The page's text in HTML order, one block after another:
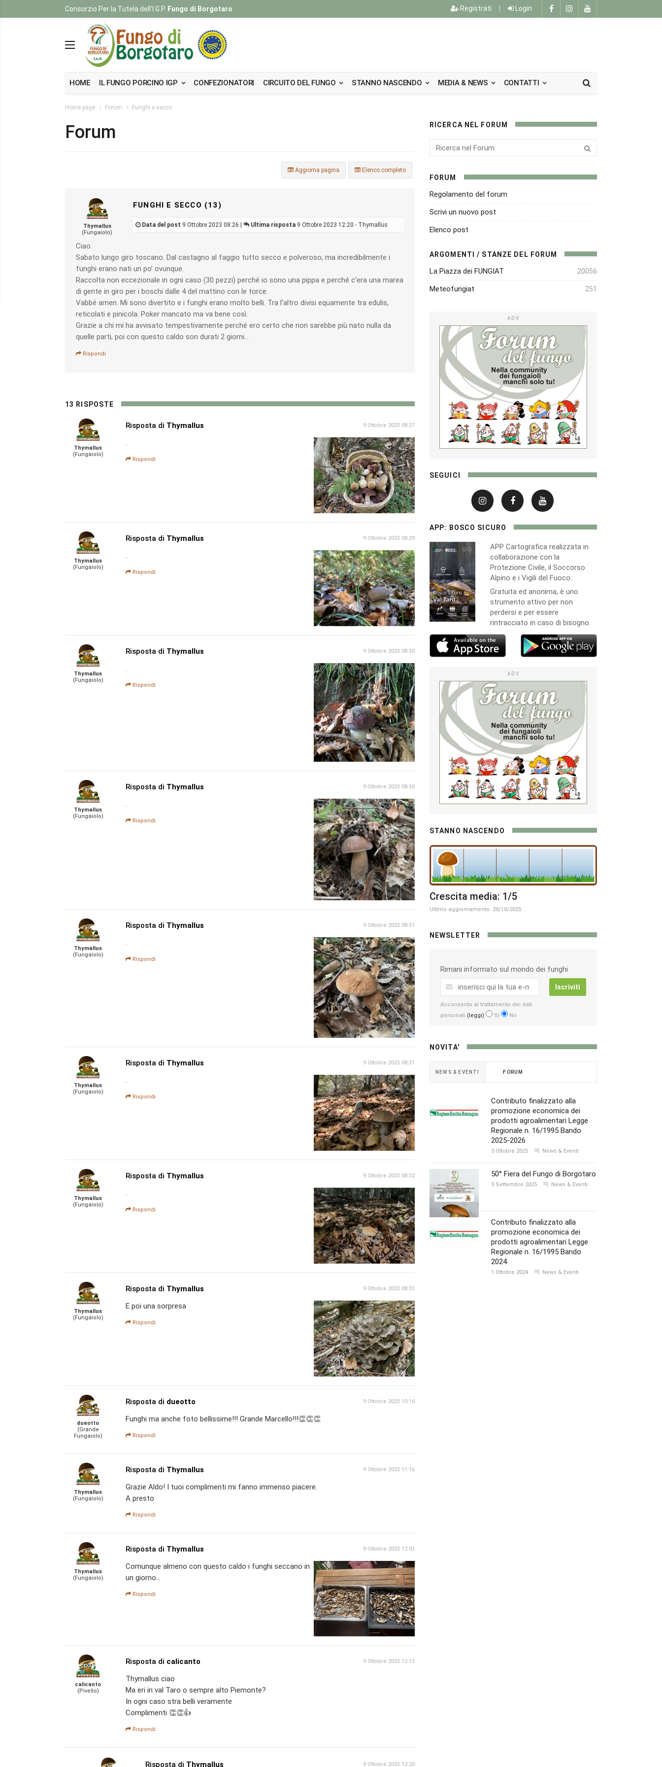
Consorzio Per la Tutela dell'I.G.P. Fungo di Borgotaro Registrati Login
HOME IL FUNGO PORCINO IGP CONFEZIONATORI CIRCUITO DEL FUNGO STANNO NASCENDO MEDIA & NEWS CONTATTI
Home page Forum Funghi e secco
Forum
Elenco completo
Aggiorna pagina
Thymallus
(Fungaiolo)
FUNGHI E SECCO (13)
Data del post 9 Ottobre 2023 08:26 | Ultima risposta 9 Ottobre 2023 12:20 - Thymallus
Ciao.
Sabato lungo giro toscano. Dal castagno al faggio tutto secco e polveroso, ma incredibilmente i
funghi erano nati un po’ ovunque.
Raccolta non eccezionale in ogni caso (30 pezzi) perché io sono una pippa e perché c’era una marea
di gente in giro per i boschi dalle 4 del mattino con le torce.
Vabbé amen. Mi sono divertito e i funghi erano molto belli. Tra l’altro divisi equamente tra edulis,
reticolati e pinicola. Poker mancato ma va bene così.
Grazie a chi mi ha avvisato tempestivamente perché ero certo che non sarebbe più nato nulla da
quelle parti, poi con questo caldo son durati 2 giorni…
Rispondi
13 RISPOSTE
Thymallus
(Fungaiolo)
Risposta di Thymallus 9 Ottobre 2023 08:27
.
Rispondi
Thymallus
(Fungaiolo)
Risposta di Thymallus 9 Ottobre 2023 08:29
.
Rispondi
Thymallus
(Fungaiolo)
Risposta di Thymallus 9 Ottobre 2023 08:30
.
Rispondi
Thymallus
(Fungaiolo)
Risposta di Thymallus 9 Ottobre 2023 08:30
.
Rispondi
Thymallus
(Fungaiolo)
Risposta di Thymallus 9 Ottobre 2023 08:31
.
Rispondi
Thymallus
(Fungaiolo)
Risposta di Thymallus 9 Ottobre 2023 08:31
Rispondi
Thymallus
(Fungaiolo)
Risposta di Thymallus 9 Ottobre 2023 08:32
Rispondi
Thymallus
(Fungaiolo)
Risposta di Thymallus 9 Ottobre 2023 08:33
E poi una sorpresa
Rispondi
dueotto
(Grande
Fungaiolo)
Risposta di dueotto 9 Ottobre 2023 10:16
Funghi ma anche foto bellissime!!! Grande Marcello!!!👏👏👏
Rispondi
Thymallus
(Fungaiolo)
Risposta di Thymallus 9 Ottobre 2023 11:16
Grazie Aldo! I tuoi complimenti mi fanno immenso piacere.
A presto
Rispondi
Thymallus
(Fungaiolo)
Risposta di Thymallus 9 Ottobre 2023 12:03
Comunque almeno con questo caldo i funghi seccano in
un giorno...
Rispondi
calicanto
(Pivello)
Risposta di calicanto 9 Ottobre 2023 12:13
Thymallus ciao
Ma eri in val Taro o sempre alto Piemonte?
In ogni caso stra belli veramente
Complimenti 👏👏👍
Rispondi
Risposta di Thymallus 9 Ottobre 2023 12:20
RICERCA NEL FORUM
FORUM
Regolamento del forum
Scrivi un nuovo post
Elenco post
ARGOMENTI / STANZE DEL FORUM
La Piazza dei FUNGIAT 20056
Meteofungiat 251
ADV
SEGUICI
APP: BOSCO SICURO
APP Cartografica realizzata in
collaborazione con la
Protezione Civile, il Soccorso
Alpino e i Vigili del Fuoco.
Gratuita ed anonima, è uno
strumento attivo per non
perdersi e per essere
rintracciato in caso di bisogno.
ADV
STANNO NASCENDO
Crescita media: 1/5
Ultimo aggiornamento: 20/10/2025
NEWSLETTER
Rimani informato sul mondo dei funghi
Iscriviti
Acconsento al trattamento dei dati
personali (leggi) Si No
NOVITA'
NEWS & EVENTI FORUM
Contributo finalizzato alla
promozione economica dei
prodotti agroalimentari Legge
Regionale n. 16/1995 Bando
2025-2026
3 Ottobre 2025 News & Eventi
50° Fiera del Fungo di Borgotaro
9 Settembre 2025 News & Eventi
Contributo finalizzato alla
promozione economica dei
prodotti agroalimentari Legge
Regionale n. 16/1995 Bando
2024
1 Ottobre 2024 News & Eventi